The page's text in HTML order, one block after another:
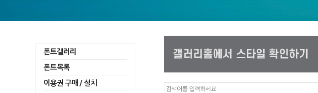
폰트갤러리
폰트목록
이용권 구매 / 설치